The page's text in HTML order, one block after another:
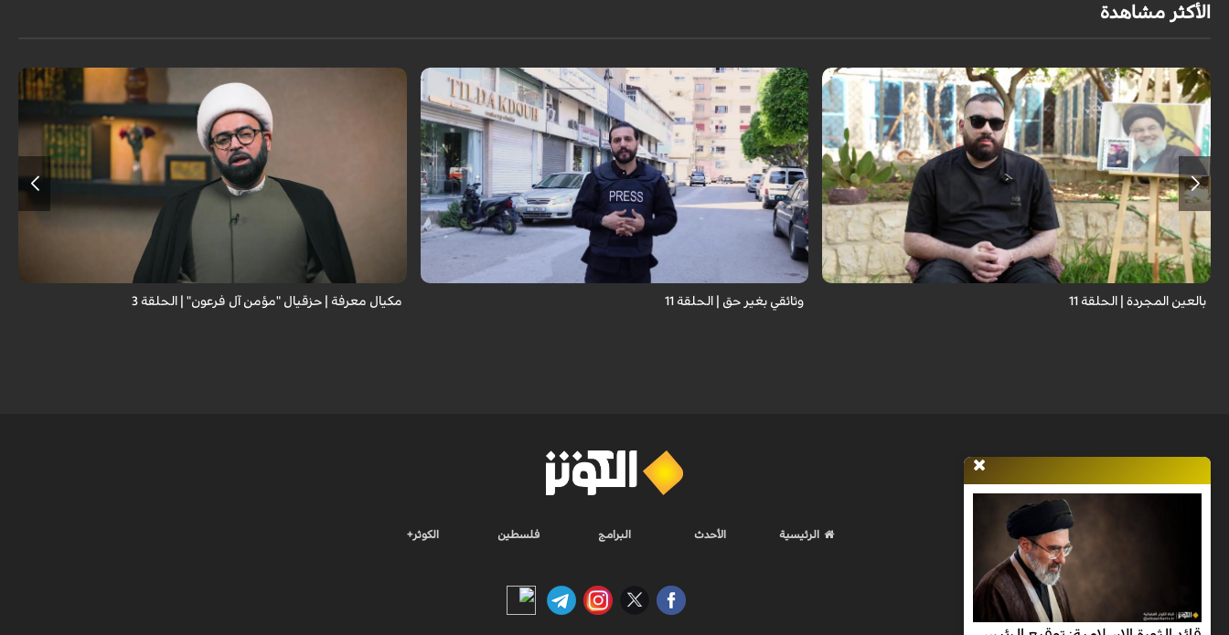
الأكثر مشاهدة
برنامج "بالعين المجردة" هو توثيق إنسانيٌّ شجاعٌ للحياة تحت وطأة الحرب، حيث
نستمع فيه إلى شهاداتٍ حيّةٍ لأشخاص عايشوا التفجيرات والدمار، فنرى بعيونهم
ت...
بالعين المجردة | الحلقة 11 وثائقي بغير حق | الحلقة 11 مكيال معرفة | حزقيال "مؤمن آل فرعون" | الحلقة 3
الرئيسية الأحدث البرامج فلسطين الكوثر+